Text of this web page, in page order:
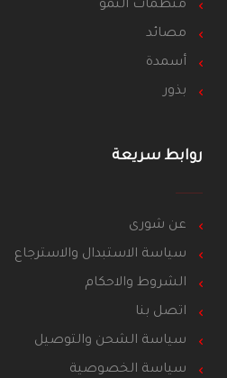
منظمات النمو
مصائد
أسمدة
بذور
روابط سريعة
عن شورى
سياسة الاستبدال والاسترجاع
الشروط والاحكام
اتصل بنا
سياسة الشحن والتوصيل
سياسة الخصوصية